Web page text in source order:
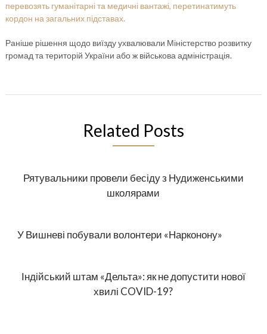
перевозять гуманітарні та медичні вантажі, перетинатимуть
кордон на загальних підставах.
Раніше рішення щодо виїзду ухвалювали Міністерство розвитку
громад та територій України або ж військова адміністрація.
Related Posts
Рятувальники провели бесіду з Нудиженськими
школярами
У Вишневі побували волонтери «Нарконону»
Індійський штам «Дельта»: як не допустити нової
хвилі COVID-19?